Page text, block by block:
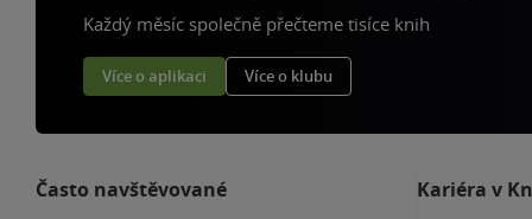
Každý měsíc společně přečteme tisíce knih
Více o aplikaci Více o klubu
Často navštěvované Kariéra v